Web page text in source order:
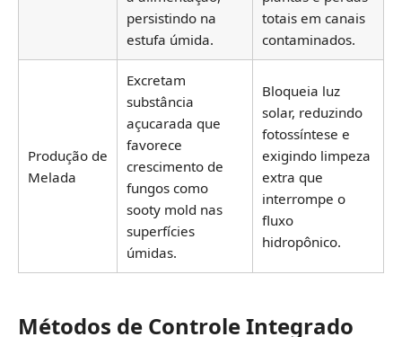
persistindo na
estufa úmida.
totais em canais
contaminados.
Produção de
Melada
Excretam
substância
açucarada que
favorece
crescimento de
fungos como
sooty mold nas
superfícies
úmidas.
Bloqueia luz
solar, reduzindo
fotossíntese e
exigindo limpeza
extra que
interrompe o
fluxo
hidropônico.
Métodos de Controle Integrado